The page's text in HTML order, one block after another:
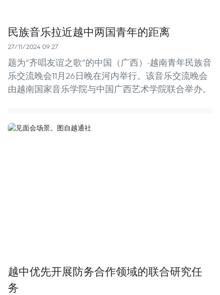
民族音乐拉近越中两国青年的距离
27/11/2024 09:27
题为“齐唱友谊之歌”的中国（广西）-越南青年民族音
乐交流晚会11月26日晚在河内举行。该音乐交流晚会
由越南国家音乐学院与中国广西艺术学院联合举办。
越中优先开展防务合作领域的联合研究任
务